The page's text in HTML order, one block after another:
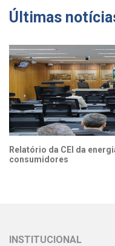
Últimas
Relatório da CEI da
consumidores
INSTITUCIONAL